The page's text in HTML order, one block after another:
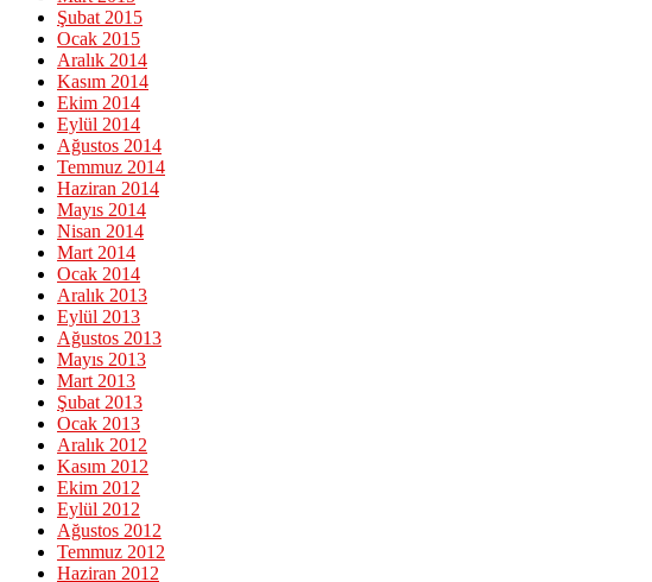
Şubat 2015
Ocak 2015
Aralık 2014
Kasım 2014
Ekim 2014
Eylül 2014
Ağustos 2014
Temmuz 2014
Haziran 2014
Mayıs 2014
Nisan 2014
Mart 2014
Ocak 2014
Aralık 2013
Eylül 2013
Ağustos 2013
Mayıs 2013
Mart 2013
Şubat 2013
Ocak 2013
Aralık 2012
Kasım 2012
Ekim 2012
Eylül 2012
Ağustos 2012
Temmuz 2012
Haziran 2012